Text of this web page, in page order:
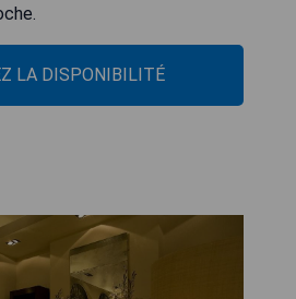
LA DISPONIBILITÉ